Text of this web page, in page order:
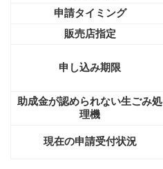
申請タイミング
販売店指定
申し込み期限
助成金が認められない生ごみ処
理機
現在の申請受付状況